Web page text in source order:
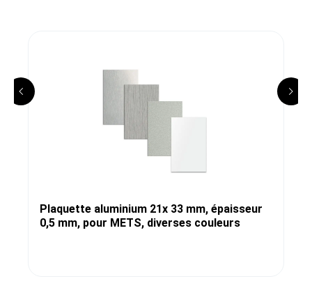
Plaquette aluminium 21x 33 mm, épaisseur
0,5 mm, pour METS, diverses couleurs